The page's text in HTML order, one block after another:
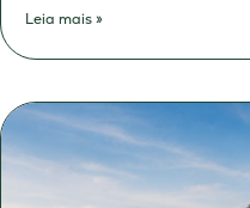
Leia mais »